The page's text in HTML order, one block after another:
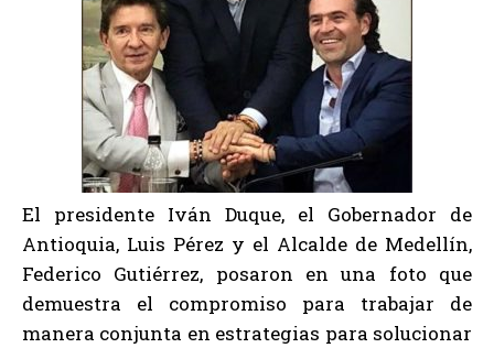
El presidente Iván Duque, el Gobernador de
Antioquia, Luis Pérez y el Alcalde de Medellín,
Federico Gutiérrez, posaron en una foto que
demuestra el compromiso para trabajar de
manera conjunta en estrategias para solucionar